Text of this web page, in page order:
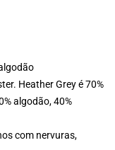
Heather Grey é 70%
algodão, 40%
com nervuras,